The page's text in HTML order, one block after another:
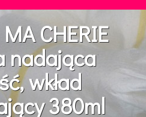
CHERIE
nadająca
wkład
380ml